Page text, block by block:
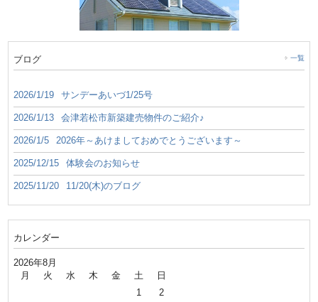
ブログ 一覧
2026/1/19 サンデーあいづ1/25号
2026/1/13 会津若松市新築建売物件のご紹介♪
2026/1/5 2026年～あけましておめでとうございます～
2025/12/15 体験会のお知らせ
2025/11/20 11/20(木)のブログ
カレンダー
2026年8月
月 火 水 木 金 土 日
1 2